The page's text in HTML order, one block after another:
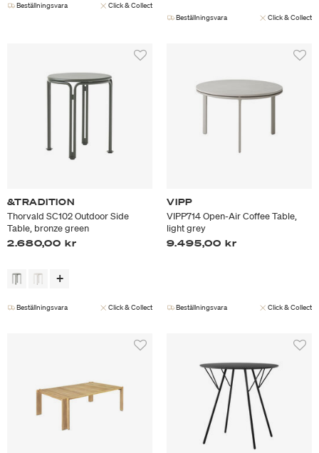
Beställningsvara
Click & Collect
Beställningsvara
Click & Collect
&TRADITION
Thorvald SC102 Outdoor Side
Table, bronze green
2.680,00 kr
Beställningsvara Click & Collect
VIPP
VIPP714 Open-Air Coffee Table,
light grey
9.495,00 kr
Beställningsvara Click & Collect